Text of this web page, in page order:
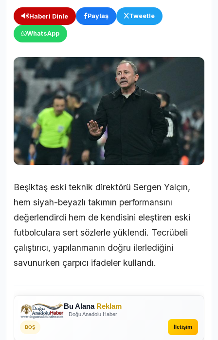
Haberi Dinle Paylaş Tweetle
WhatsApp
Beşiktaş eski teknik direktörü Sergen Yalçın,
hem siyah-beyazlı takımın performansını
değerlendirdi hem de kendisini eleştiren eski
futbolculara sert sözlerle yüklendi. Tecrübeli
çalıştırıcı, yapılanmanın doğru ilerlediğini
savunurken çarpıcı ifadeler kullandı.
Bu Alana Reklam
Doğu Anadolu Haber
BOŞ İletişim